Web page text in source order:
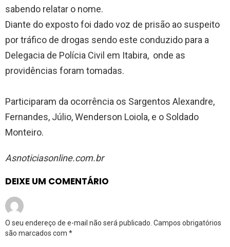
sabendo relatar o nome.
Diante do exposto foi dado voz de prisão ao suspeito
por tráfico de drogas sendo este conduzido para a
Delegacia de Polícia Civil em Itabira, onde as
providências foram tomadas.
Participaram da ocorrência os Sargentos Alexandre,
Fernandes, Júlio, Wenderson Loiola, e o Soldado
Monteiro.
Asnoticiasonline.com.br
DEIXE UM COMENTÁRIO
O seu endereço de e-mail não será publicado. Campos obrigatórios
são marcados com *